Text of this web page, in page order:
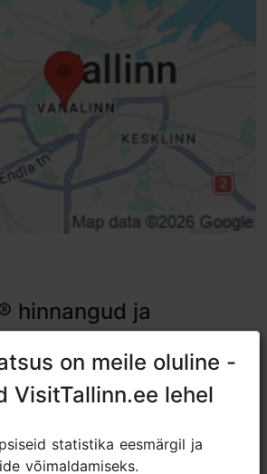
ligipääs ratastooliga
hinnangud ja
of 5 on meile oluline -
VisitTallinn.ee lehel
statistika eesmärgil ja
võimaldamiseks.
on meile oluline -
VisitTallinn.ee lehel
statistika eesmärgil ja
võimaldamiseks.